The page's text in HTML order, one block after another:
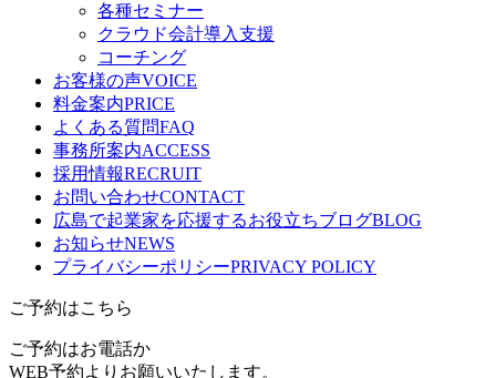
各種セミナー
クラウド会計導入支援
コーチング
お客様の声VOICE
料金案内PRICE
よくある質問FAQ
事務所案内ACCESS
採用情報RECRUIT
お問い合わせCONTACT
広島で起業家を応援するお役立ちブログBLOG
お知らせNEWS
プライバシーポリシーPRIVACY POLICY
ご予約はこちら
ご予約はお電話か
WEB予約よりお願いいたします。